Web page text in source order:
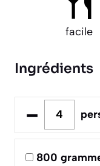
facile
Ingrédients
–
800